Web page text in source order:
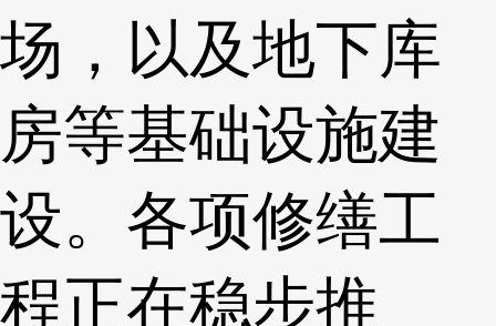
场，以及地下库
房等基础设施建
设。各项修缮工
程正在稳步推